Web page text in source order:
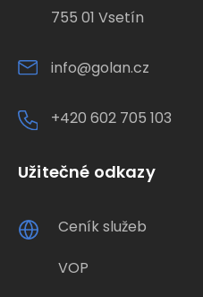
755 01 Vsetín
info@golan.cz
+420 602 705 103
Užitečné odkazy
Ceník služeb
VOP